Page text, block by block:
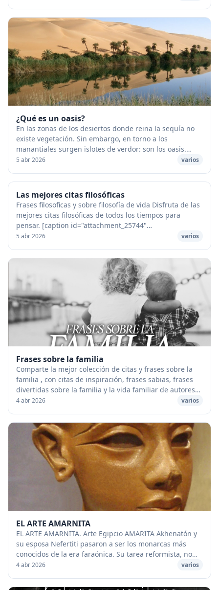
¿Qué es un oasis?
En las zonas de los desiertos donde reina la sequía no
existe vegetación. Sin embargo, en torno a los
manantiales surgen islotes de verdor: son los oasis.
Cuando la aridez del desierto se debe a la se...
5 abr 2026 varios
Las mejores citas filosóficas
Frases filosoficas y sobre filosofía de vida Disfruta de las
mejores citas filosóficas de todos los tiempos para
pensar. [caption id="attachment_25744"
align="aligncenter" width="600"] Frases filosófi...
5 abr 2026 varios
Frases sobre la familia
Comparte la mejor colección de citas y frases sobre la
familia , con citas de inspiración, frases sabias, frases
divertidas sobre la familia y la vida familiar de autores
famosos, escritores de todos ...
4 abr 2026 varios
EL ARTE AMARNITA
EL ARTE AMARNITA. Arte Egipcio AMARITA Akhenatón y
su esposa Nefertiti pasaron a ser los monarcas más
conocidos de la era faraónica. Su tarea reformista, no
sólo en el ámbito artístico sino también en...
4 abr 2026 varios